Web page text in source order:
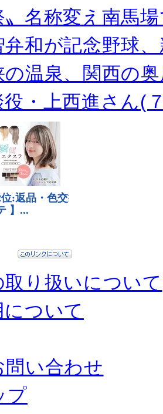
〟名称変え南馬
和が記念野球
温泉、関西の
役・上西進さん(
り扱いについて
ついて
問い合わせ
プ